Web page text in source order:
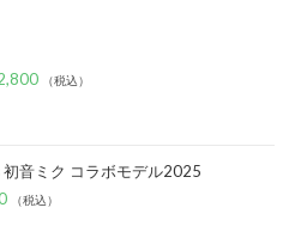
（税込）
音ミク コラボモデル2025
（税込）